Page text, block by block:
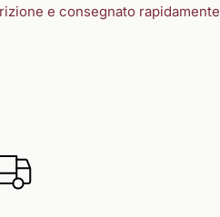
e consegnato rapidamente